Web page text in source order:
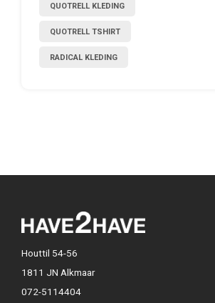
QUOTRELL KLEDING
QUOTRELL TSHIRT
RADICAL KLEDING
Houttil 54-56
1811 JN Alkmaar
072-5114404